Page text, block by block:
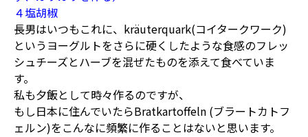
４塩胡椒
長男はいつもこれに、kräuterquark(コイタークワーク)
というヨーグルトをさらに硬くしたような食感のフレッ
シュチーズとハーブを混ぜたものを添えて食べていま
す。
私も夕飯として時々作るのですが、
もし日本に住んでいたらBratkartoffeln (ブラートカトフ
ェルン)をこんなに頻繁に作ることはないと思います。